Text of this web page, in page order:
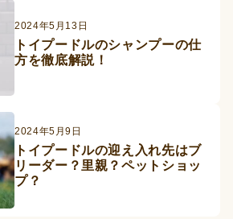
2024年5月13日
トイプードルのシャンプーの仕
方を徹底解説！
2024年5月9日
トイプードルの迎え入れ先はブ
リーダー？里親？ペットショッ
プ？